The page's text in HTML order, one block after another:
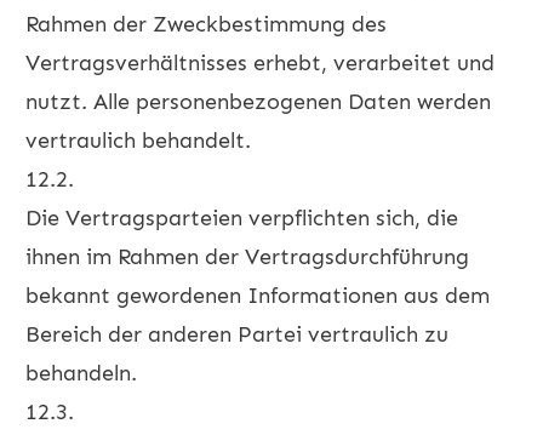
Rahmen der Zweckbestimmung des
Vertragsverhältnisses erhebt, verarbeitet und
nutzt. Alle personenbezogenen Daten werden
vertraulich behandelt.
12.2.
Die Vertragsparteien verpflichten sich, die
ihnen im Rahmen der Vertragsdurchführung
bekannt gewordenen Informationen aus dem
Bereich der anderen Partei vertraulich zu
behandeln.
12.3.